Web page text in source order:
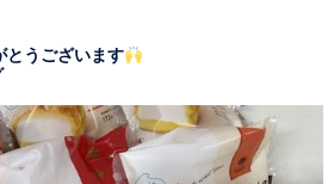
とうございます